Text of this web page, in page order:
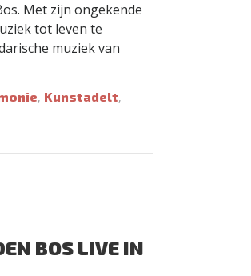
Met zijn ongekende
tot leven te
muziek van
, Kunstadelt,
BOS LIVE IN